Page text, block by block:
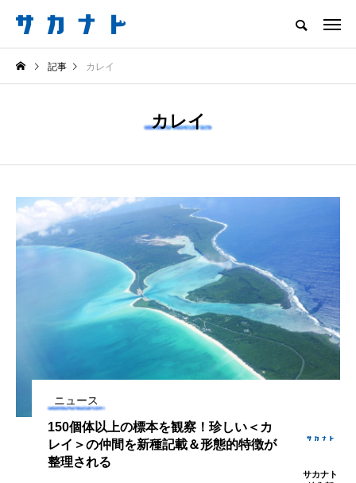
サカナをもっと好きになる
知る 食べる 楽しむ
サカナを知ろう
＜ツバメウオ＞は意外
と美味しい！ “でかい
椎名まさ
2026.08.05
＜なぜ釣り人は魚拓を
とるのか？＞ 魚拓が
もつ不思議な力──祖
父と子の魚拓からその
清水む
キーワードから探す
記事 カレイ
カレイ
ニュース
150個体以上の標本を観察！珍しい＜カ
レイ＞の仲間を新種記載＆形態的特徴が
整理される
サカナト